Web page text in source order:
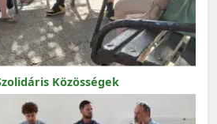
Közösségek